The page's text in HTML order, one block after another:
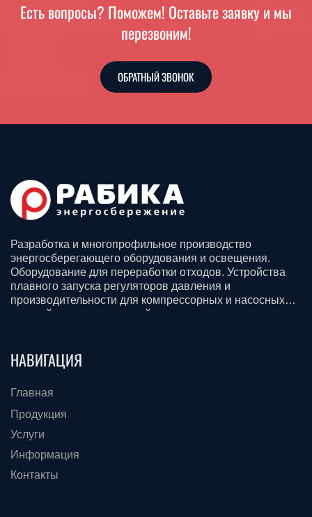
Есть вопросы? Поможем! Оставьте заявку и мы
перезвоним!
ОБРАТНЫЙ ЗВОНОК
Разработка и многопрофильное производство
энергосберегающего оборудования и освещения.
Оборудование для переработки отходов. Устройства
плавного запуска регуляторов давления и
производительности для компрессорных и насосных
станций для всех отраслей промышленности.
НАВИГАЦИЯ
Главная
Продукция
Услуги
Информация
Контакты